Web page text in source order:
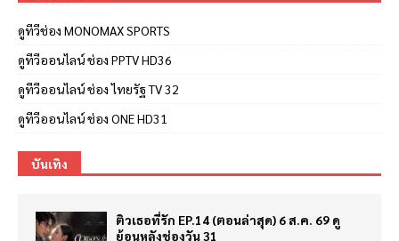
ดูทีวีช่อง MONOMAX SPORTS
ดูทีวีออนไลน์ ช่อง PPTV HD36
ดูทีวีออนไลน์ ช่อง ไทยรัฐ TV 32
ดูทีวีออนไลน์ ช่อง ONE HD31
บันเทิง
ติวเธอที่รัก EP.14 (ตอนล่าสุด) 6 ส.ค. 69 ดู
ย้อนหลังช่องวัน 31